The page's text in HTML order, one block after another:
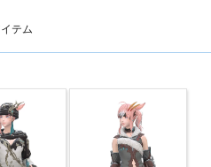
テム